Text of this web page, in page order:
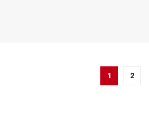
1 2